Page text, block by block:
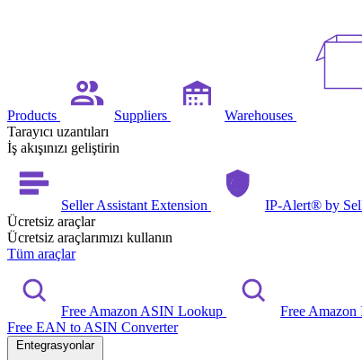
Products Suppliers Warehouses
Tarayıcı uzantıları
İş akışınızı geliştirin
Seller Assistant Extension IP-Alert® by
Ücretsiz araçlar
Ücretsiz araçlarımızı kullanın
Tüm araçlar
Free Amazon ASIN Lookup Free
Free EAN to ASIN Converter
Entegrasyonlar